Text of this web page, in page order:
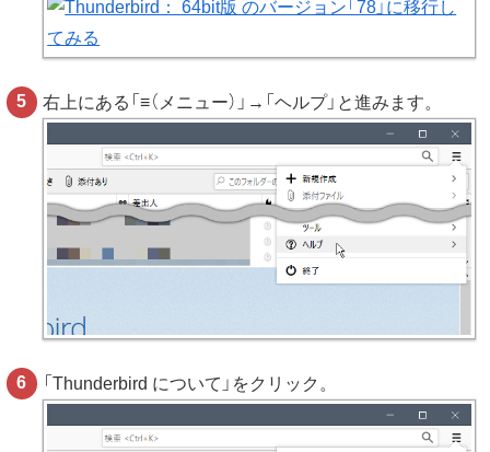
右上にある「≡（メニュー）」→「ヘルプ」と進みます。
「Thunderbird について」をクリック。